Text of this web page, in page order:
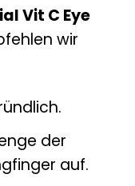
Vit C Eye
wir
der
auf.